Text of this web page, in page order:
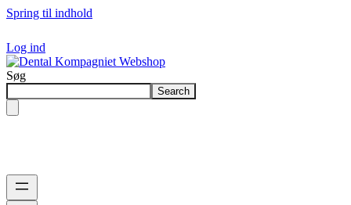
Spring til indhold
Log ind
Søg
Search